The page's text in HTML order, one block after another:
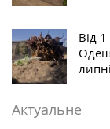
Від
Актуальне